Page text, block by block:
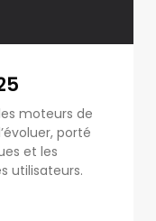
moteurs de
porté
et les
utilisateurs.